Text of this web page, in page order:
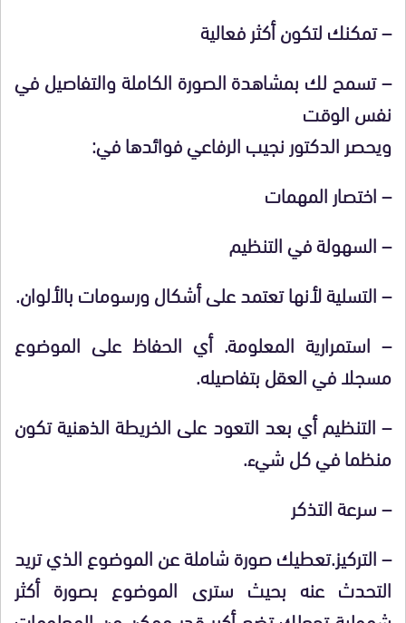
– تمكنك لتكون أكثر فعالية
– تسمح لك بمشاهدة الصورة الكاملة والتفاصيل في
نفس الوقت
ويحصر الدكتور نجيب الرفاعي فوائدها في:
– اختصار المهمات
– السهولة في التنظيم
– التسلية لأنها تعتمد على أشكال ورسومات بالألوان.
– استمرارية المعلومة. أي الحفاظ على الموضوع
مسجلا في العقل بتفاصيله.
– التنظيم أي بعد التعود على الخريطة الذهنية تكون
منظما في كل شيء.
– سرعة التذكر
– التركيز.تعطيك صورة شاملة عن الموضوع الذي تريد
التحدث عنه بحيث سترى الموضوع بصورة أكثر